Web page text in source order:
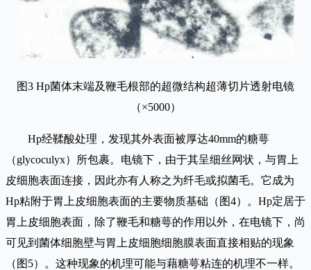
图3 Hp菌体末端及鞭毛根部的超微结构超薄切片透射电镜
（×5000）
Hp经鞣酸处理，发现其外表面被厚达40mm的糖萼
（glycoculyx）所包裹。电镜下，由于其呈细丝网状，与胃上
皮细胞表面连接，因此亦有人称之为纤毛或拟菌毛。它成为
Hp粘附于胃上皮细胞表面的主要物质基础（图4）。Hp定居于
胃上皮细胞表面，除了鞭毛和糖萼的作用以外，在电镜下，尚
可见到菌体细胞壁与胃上皮细胞细胞膜表面直接相贴的现象
（图5）。这种现象的机理可能与藉糖萼粘连的机理不一样。